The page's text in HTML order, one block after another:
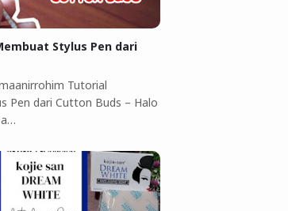
Stylus Pen dari
Tutorial
Pen dari Cutton Buds ‎–‎ Halo